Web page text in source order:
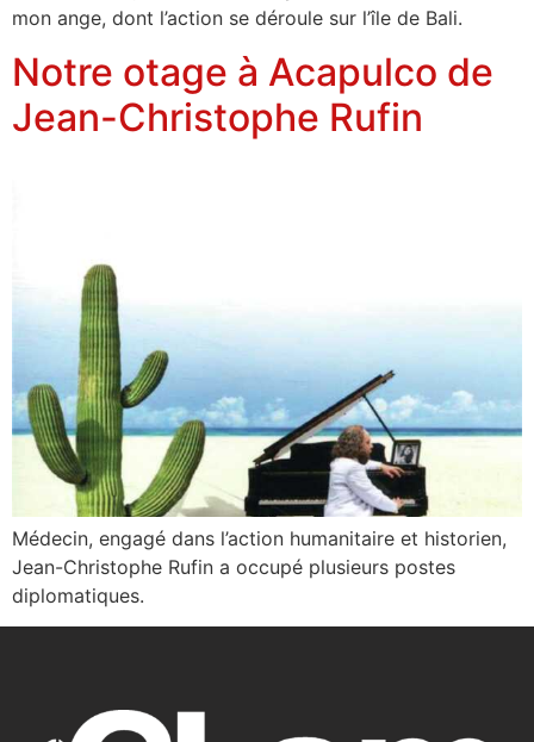
mon ange, dont l’action se déroule sur l’île de Bali.
Notre otage à Acapulco de
Jean-Christophe Rufin
Médecin, engagé dans l’action humanitaire et historien,
Jean-Christophe Rufin a occupé plusieurs postes
diplomatiques.